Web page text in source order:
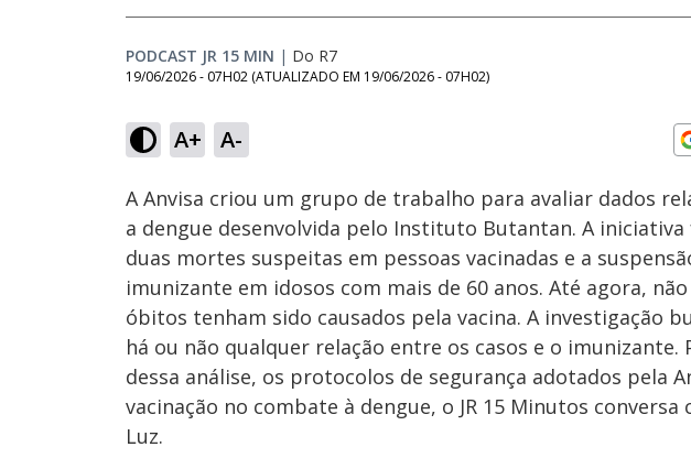
PODCAST JR 15 MIN | Do R7
19/06/2026 - 07H02 (ATUALIZADO EM 19/06/2026 - 07H02)
A+ A-
Ativar
Som
6.99%
A Anvisa criou um grupo de trabalho para avaliar dados
a dengue desenvolvida pelo Instituto Butantan. A
duas mortes suspeitas em pessoas vacinadas e a
imunizante em idosos com mais de 60 anos. Até agora,
óbitos tenham sido causados pela vacina. A investigação
há ou não qualquer relação entre os casos e o
dessa análise, os protocolos de segurança adotados pela
vacinação no combate à dengue, o JR 15 Minutos
Luz.